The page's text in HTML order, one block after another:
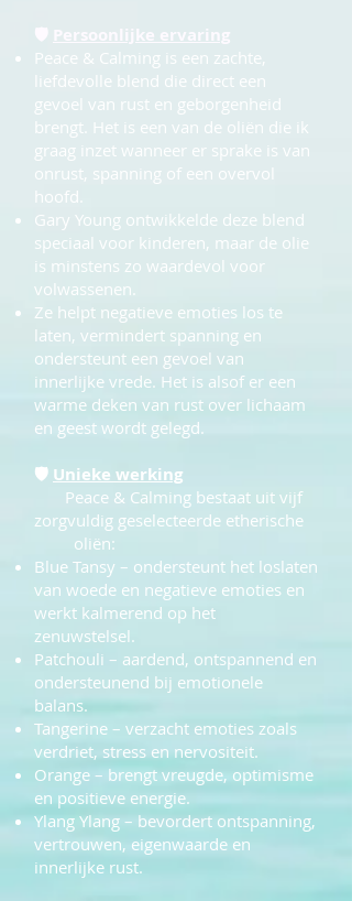
🛡 Persoonlijke ervaring
Peace & Calming is een zachte,
liefdevolle blend die direct een
gevoel van rust en geborgenheid
brengt. Het is een van de oliën die ik
graag inzet wanneer er sprake is van
onrust, spanning of een overvol
hoofd.
Gary Young ontwikkelde deze blend
speciaal voor kinderen, maar de olie
is minstens zo waardevol voor
volwassenen.
Ze helpt negatieve emoties los te
laten, vermindert spanning en
ondersteunt een gevoel van
innerlijke vrede. Het is alsof er een
warme deken van rust over lichaam
en geest wordt gelegd.
🛡 Unieke werking
Peace & Calming bestaat uit vijf
zorgvuldig geselecteerde etherische
oliën:
Blue Tansy – ondersteunt het loslaten
van woede en negatieve emoties en
werkt kalmerend op het
zenuwstelsel.
Patchouli – aardend, ontspannend en
ondersteunend bij emotionele
balans.
Tangerine – verzacht emoties zoals
verdriet, stress en nervositeit.
Orange – brengt vreugde, optimisme
en positieve energie.
Ylang Ylang – bevordert ontspanning,
vertrouwen, eigenwaarde en
innerlijke rust.